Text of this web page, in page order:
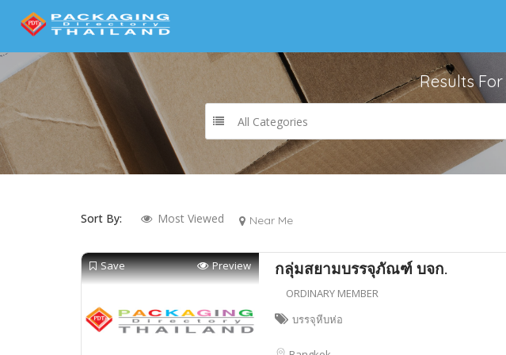
Results For
All Categories
Sort By: Most Viewed Near Me
Save Preview กลุ่มสยามบรรจุภัณฑ์ บจก.
ORDINARY MEMBER
บรรจุหีบห่อ